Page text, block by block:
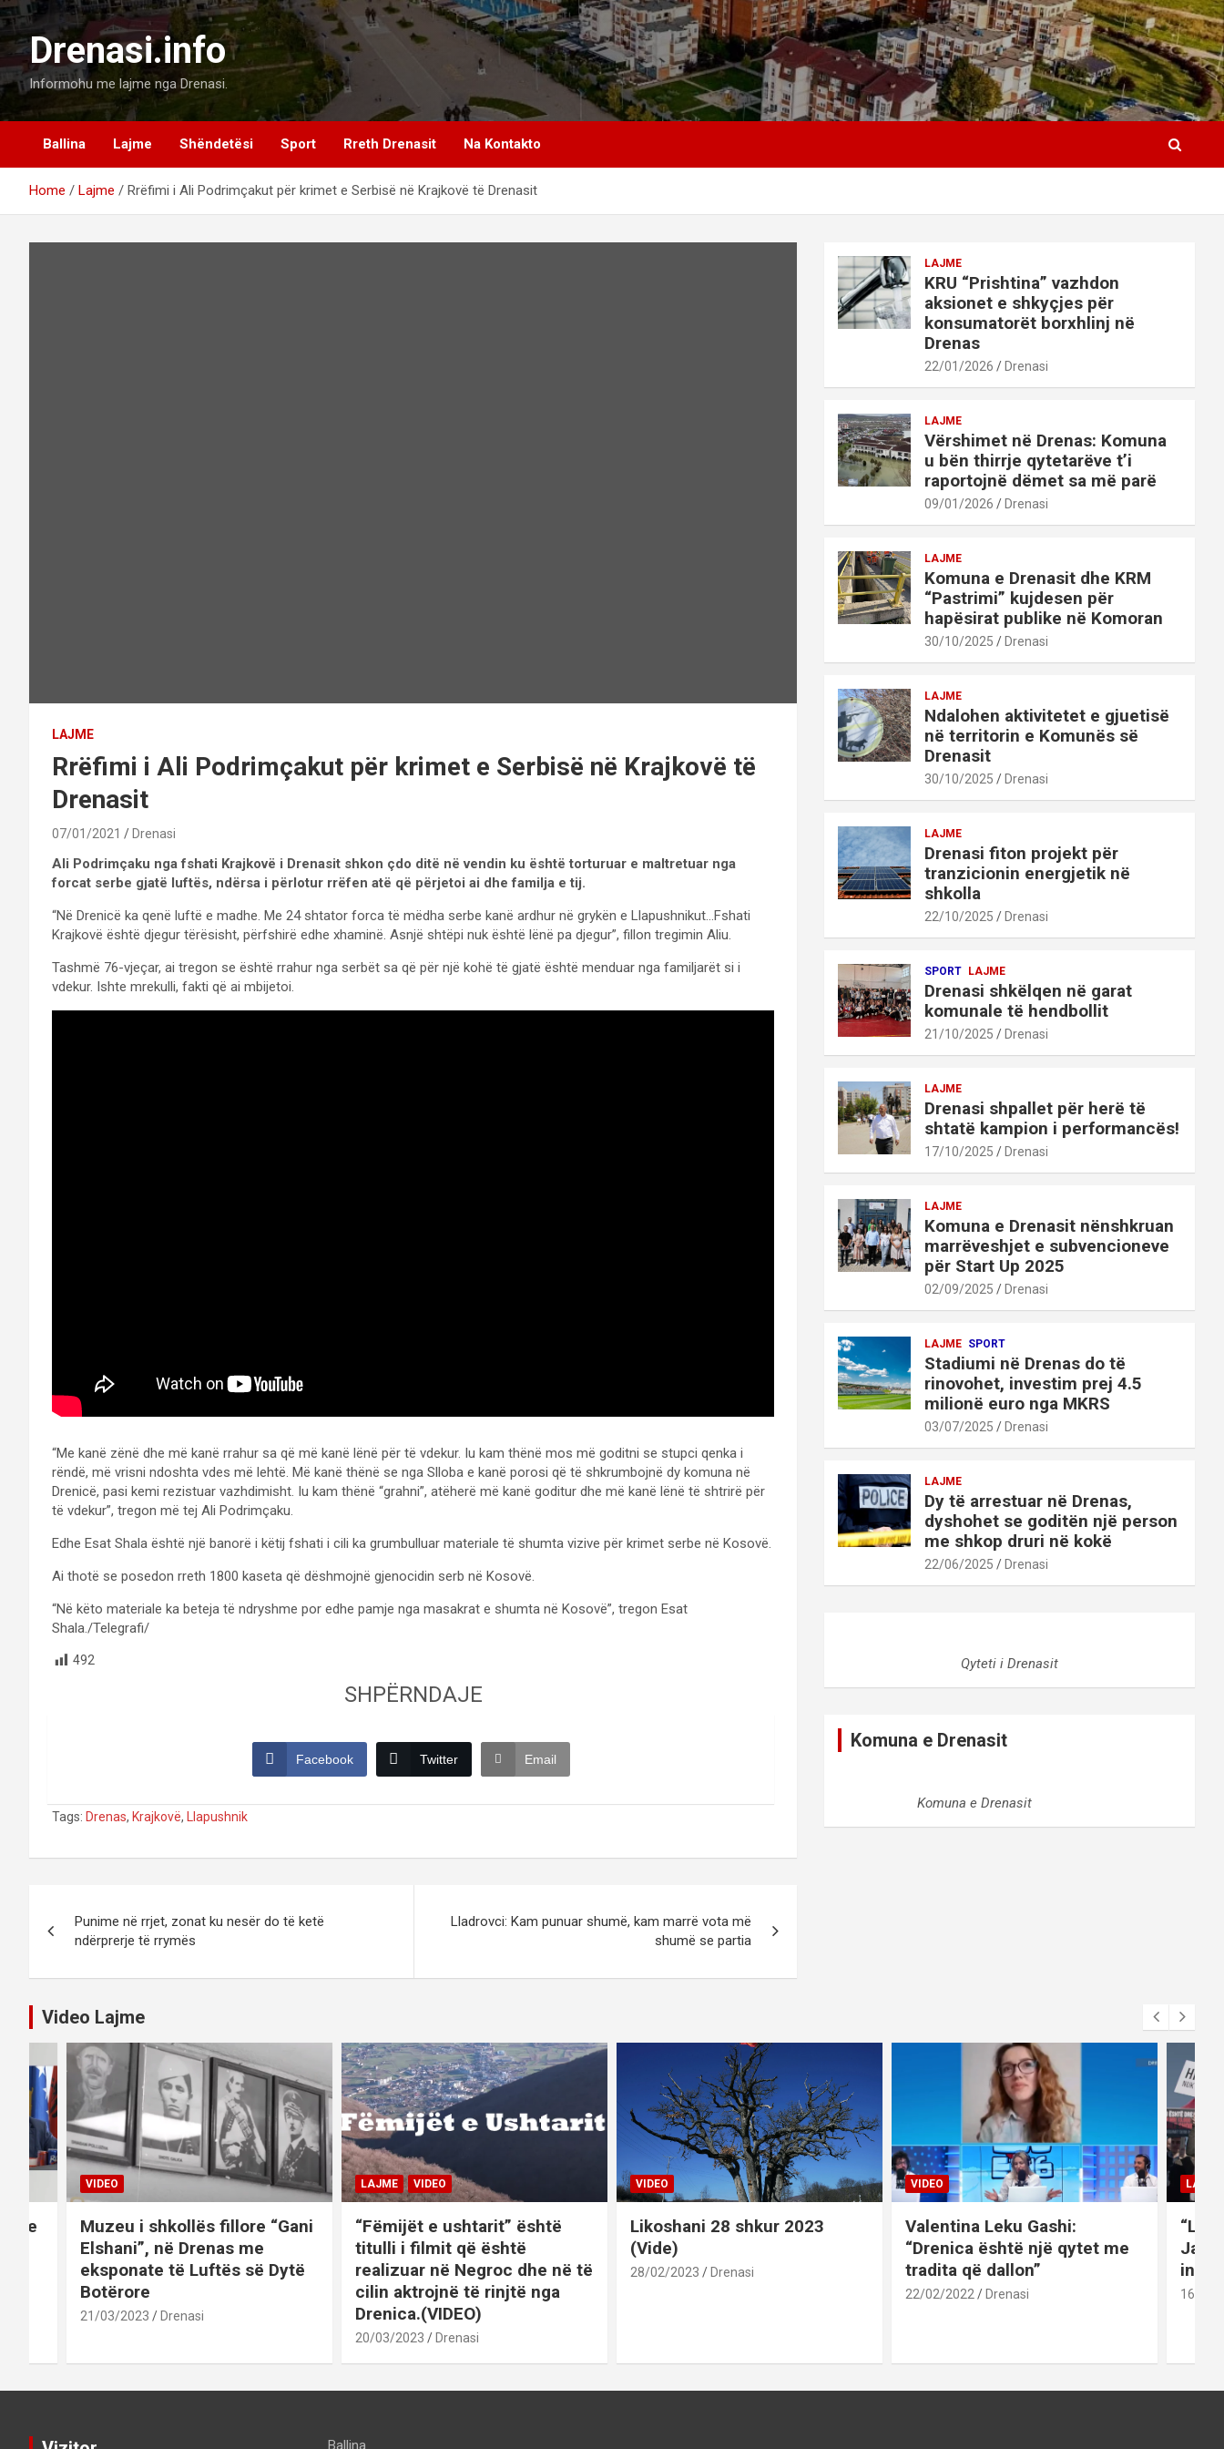
Skip
to
contentDrenasi.info
Informohu me lajme nga Drenasi.
Ballina Lajme Shëndetësi Sport Rreth Drenasit Na Kontakto
Home Lajme Rrëfimi i Ali Podrimçakut për krimet e Serbisë në Krajkovë të Drenasit
LAJME
Rrëfimi i Ali Podrimçakut për krimet e Serbisë në Krajkovë të
Drenasit
07/01/2021 Drenasi
Ali Podrimçaku nga fshati Krajkovë i Drenasit shkon çdo ditë në vendin ku është torturuar e maltretuar nga
forcat serbe gjatë luftës, ndërsa i përlotur rrëfen atë që përjetoi ai dhe familja e tij.
“Në Drenicë ka qenë luftë e madhe. Me 24 shtator forca të mëdha serbe kanë ardhur në grykën e Llapushnikut…Fshati
Krajkovë është djegur tërësisht, përfshirë edhe xhaminë. Asnjë shtëpi nuk është lënë pa djegur”, fillon tregimin Aliu.
Tashmë 76-vjeçar, ai tregon se është rrahur nga serbët sa që për një kohë të gjatë është menduar nga familjarët si i
vdekur. Ishte mrekulli, fakti që ai mbijetoi.
“Me kanë zënë dhe më kanë rrahur sa që më kanë lënë për të vdekur. Iu kam thënë mos më goditni se stupci qenka i
rëndë, më vrisni ndoshta vdes më lehtë. Më kanë thënë se nga Slloba e kanë porosi që të shkrumbojnë dy komuna në
Drenicë, pasi kemi rezistuar vazhdimisht. Iu kam thënë “grahni”, atëherë më kanë goditur dhe më kanë lënë të shtrirë për
të vdekur”, tregon më tej Ali Podrimçaku.
Edhe Esat Shala është një banorë i këtij fshati i cili ka grumbulluar materiale të shumta vizive për krimet serbe në Kosovë.
Ai thotë se posedon rreth 1800 kaseta që dëshmojnë gjenocidin serb në Kosovë.
“Në këto materiale ka beteja të ndryshme por edhe pamje nga masakrat e shumta në Kosovë”, tregon Esat
Shala./Telegrafi/
492
SHPËRNDAJE
Facebook Twitter Email
Tags: Drenas, Krajkovë, Llapushnik
navigation
Punime në rrjet, zonat ku nesër do të ketë
ndërprerje të rrymës
Lladrovci: Kam punuar shumë, kam marrë vota më
shumë se partia
LAJME
KRU “Prishtina” vazhdon
aksionet e shkyçjes për
konsumatorët borxhlinj në
Drenas
22/01/2026 Drenasi
LAJME
Vërshimet në Drenas: Komuna
u bën thirrje qytetarëve t’i
raportojnë dëmet sa më parë
09/01/2026 Drenasi
LAJME
Komuna e Drenasit dhe KRM
“Pastrimi” kujdesen për
hapësirat publike në Komoran
30/10/2025 Drenasi
LAJME
Ndalohen aktivitetet e gjuetisë
në territorin e Komunës së
Drenasit
30/10/2025 Drenasi
LAJME
Drenasi fiton projekt për
tranzicionin energjetik në
shkolla
22/10/2025 Drenasi
SPORT LAJME
Drenasi shkëlqen në garat
komunale të hendbollit
21/10/2025 Drenasi
LAJME
Drenasi shpallet për herë të
shtatë kampion i performancës!
17/10/2025 Drenasi
LAJME
Komuna e Drenasit nënshkruan
marrëveshjet e subvencioneve
për Start Up 2025
02/09/2025 Drenasi
LAJME SPORT
Stadiumi në Drenas do të
rinovohet, investim prej 4.5
milionë euro nga MKRS
03/07/2025 Drenasi
LAJME
Dy të arrestuar në Drenas,
dyshohet se goditën një person
me shkop druri në kokë
22/06/2025 Drenasi
Qyteti i Drenasit
Komuna e Drenasit
Komuna e Drenasit
Video Lajme
me
VIDEO
Muzeu i shkollës fillore “Gani
Elshani”, në Drenas me
eksponate të Luftës së Dytë
Botërore
21/03/2023 Drenasi
LAJME VIDEO
“Fëmijët e ushtarit” është
titulli i filmit që është
realizuar në Negroc dhe në të
cilin aktrojnë të rinjtë nga
Drenica.(VIDEO)
20/03/2023 Drenasi
VIDEO
Likoshani 28 shkur 2023
(Vide)
28/02/2023 Drenasi
VIDEO
Valentina Leku Gashi:
“Drenica është një qytet me
tradita që dallon”
22/02/2022 Drenasi
LAJME
inati
16/02/
Ballina